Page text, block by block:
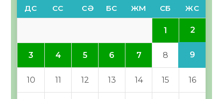
ДС СС СӘ БС ЖМ СБ ЖС
1 2
3 4 5 6 7 8 9
10 11 12 13 14 15 16